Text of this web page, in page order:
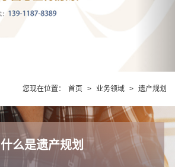
您现在位置： 首页 > 业务领域 > 遗产规划
什么是遗产规划